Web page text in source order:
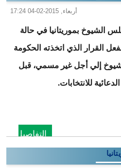
أربعاء, 2015-02-04 17:24
الشيوخ بموريتانيا في حالة
القرار الذي اتخذته الحكومة
إلي أجل غير مسمي، قبل
للانتخابات.
التفاصيل